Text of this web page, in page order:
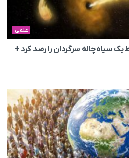
علمی
یک سیاه‌چاله سرگردان را رصد کرد +